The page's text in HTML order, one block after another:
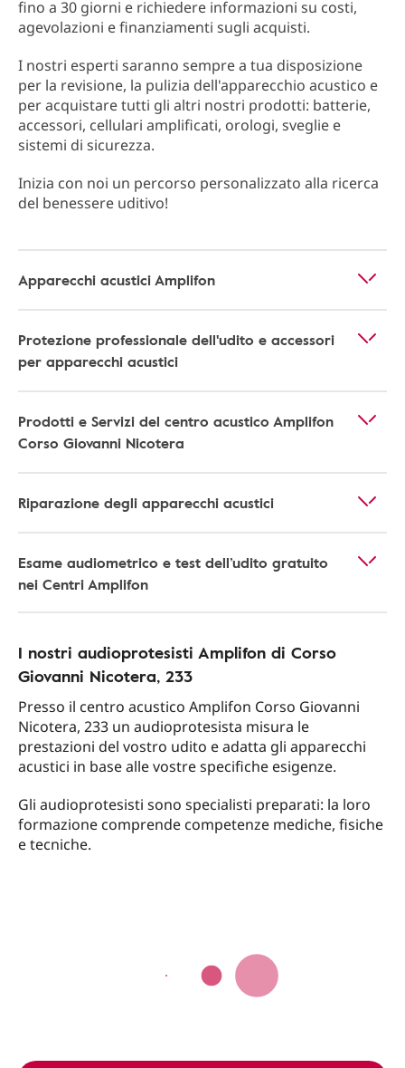
fino a 30 giorni e richiedere informazioni su costi,
agevolazioni e finanziamenti sugli acquisti.
I nostri esperti saranno sempre a tua disposizione
per la revisione, la pulizia dell'apparecchio acustico e
per acquistare tutti gli altri nostri prodotti: batterie,
accessori, cellulari amplificati, orologi, sveglie e
sistemi di sicurezza.
Inizia con noi un percorso personalizzato alla ricerca
del benessere uditivo!
Apparecchi acustici Amplifon
Protezione professionale dell'udito e accessori
per apparecchi acustici
Prodotti e Servizi del centro acustico Amplifon
Corso Giovanni Nicotera
Riparazione degli apparecchi acustici
Esame audiometrico e test dell’udito gratuito
nei Centri Amplifon
I nostri audioprotesisti Amplifon di Corso
Giovanni Nicotera, 233
Presso il centro acustico Amplifon Corso Giovanni
Nicotera, 233 un audioprotesista misura le
prestazioni del vostro udito e adatta gli apparecchi
acustici in base alle vostre specifiche esigenze.
Gli audioprotesisti sono specialisti preparati: la loro
formazione comprende competenze mediche, fisiche
e tecniche.